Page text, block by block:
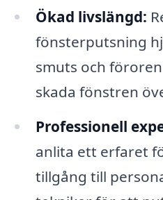
Ökad livslängd:
fönsterputsning
smuts och
skada fönstren
Professionell
anlita ett erfaret
tillgång till